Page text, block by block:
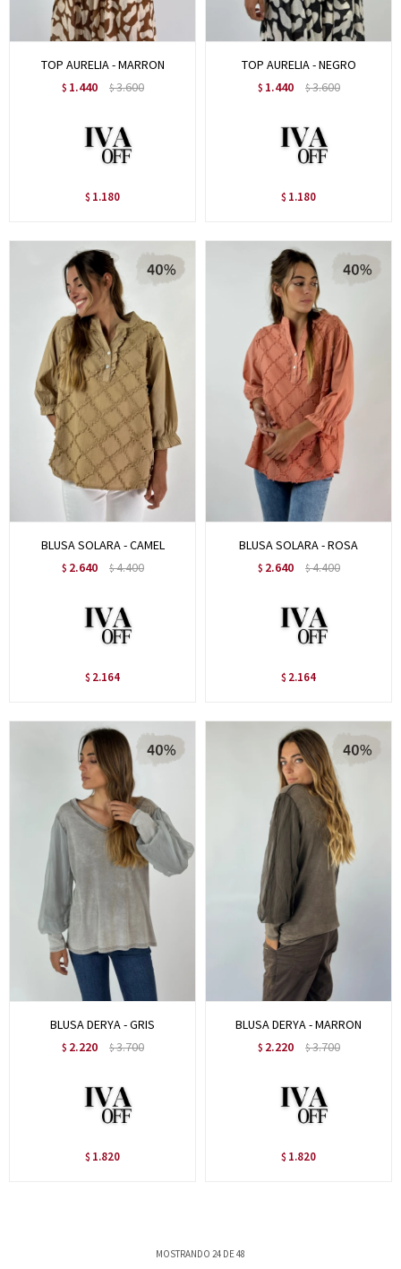
TOP AURELIA - MARRON
$ 1.440 $3.600
$ 1.180
TOP AURELIA - NEGRO
$ 1.440 $3.600
$ 1.180
BLUSA SOLARA - CAMEL
$ 2.640 $4.400
$ 2.164
BLUSA SOLARA - ROSA
$ 2.640 $4.400
$ 2.164
BLUSA DERYA - GRIS
$ 2.220 $3.700
$ 1.820
BLUSA DERYA - MARRON
$ 2.220 $3.700
$ 1.820
MOSTRANDO 24 DE48